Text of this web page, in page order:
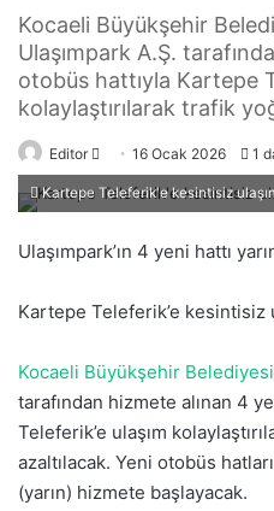
Kocaeli Büyükşehir
Ulaşımpark A.Ş.
otobüs hattıyla Kartepe
kolaylaştırılarak trafik
Editor
i
r
e
a
g
ö
n
16 Ocak 2026 1
Kartepe Teleferik'e kesintisiz
Ulaşımpark’ın 4 yeni hattı
Kartepe Teleferik’e kesintisiz
Kocaeli Büyükşehir Belediyesi
tarafından hizmete alınan 4
Teleferik’e ulaşım
azaltılacak. Yeni otobüs
(yarın) hizmete başlayacak.